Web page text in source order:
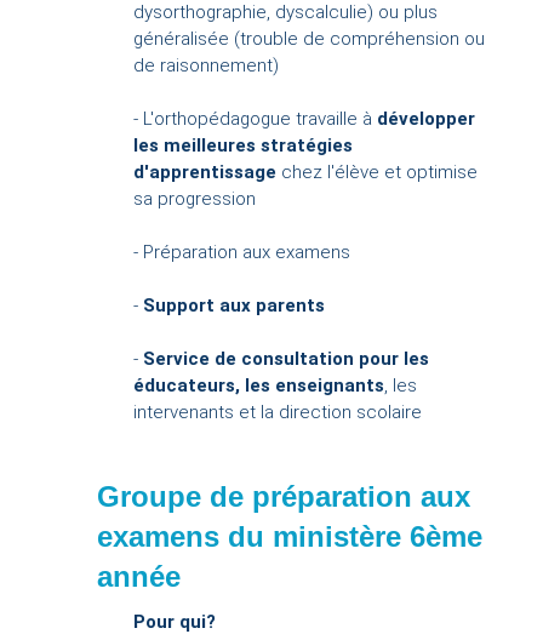
dysorthographie, dyscalculie) ou plus
généralisée (trouble de compréhension ou
de raisonnement)
- L'orthopédagogue travaille à développer
les meilleures stratégies
d'apprentissage chez l'élève et optimise
sa progression
- Préparation aux examens
- Support aux parents
- Service de consultation pour les
éducateurs, les enseignants, les
intervenants et la direction scolaire
Groupe de préparation aux
examens du ministère 6ème
année
Pour qui?